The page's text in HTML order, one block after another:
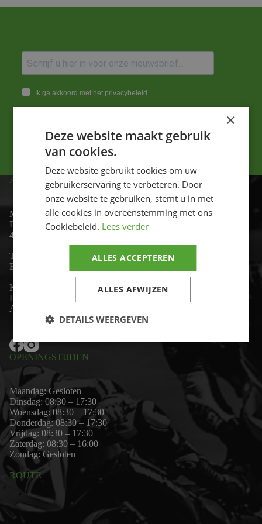
Ik ga akkoord met het privacybeleid.
ADRES
Motor-id
De Lind 17
4841 KC Prinsenbeek
Telefoon:
+31 (0)76 - 54 11 888
Email:
K.v.K: 80530338
B.T.W-nummer: NL861703947B01
Algemene voorwaarden
OPENINGSTIJDEN
Maandag: Gesloten
Dinsdag: 08:30 – 17:30
Woensdag: 08:30 – 17:30
Donderdag: 08:30 – 17:30
Vrijdag: 08:30 – 17:30
Zaterdag: 08:30 – 16:00
Zondag: Gesloten
ROUTE
×
Deze website maakt gebruik
van cookies.
Deze website gebruikt cookies om uw
gebruikerservaring te verbeteren. Door
onze website te gebruiken, stemt u in met
alle cookies in overeenstemming met ons
Cookiebeleid. Lees verder
ALLES ACCEPTEREN
ALLES AFWIJZEN
DETAILS WEERGEVEN